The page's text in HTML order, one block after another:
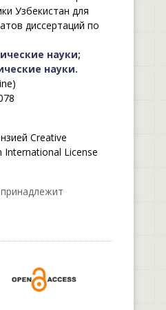
Узбекистан для
диссертаций по
науки;
науки.
Creative
License